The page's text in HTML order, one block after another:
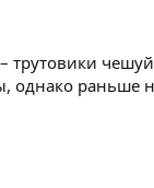
трутовики
однако раньше